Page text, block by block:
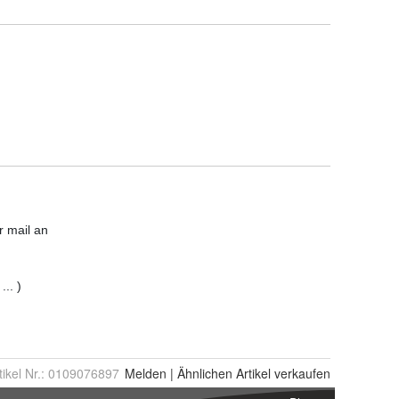
Nr.: 0109076897 Melden | Ähnlichen Artikel verkaufen